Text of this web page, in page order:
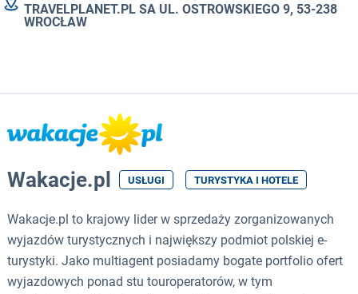
TRAVELPLANET.PL SA UL. OSTROWSKIEGO 9, 53-238
WROCŁAW
Wakacje.pl USŁUGI TURYSTYKA I HOTELE
Wakacje.pl to krajowy lider w sprzedaży zorganizowanych
wyjazdów turystycznych i największy podmiot polskiej e-
turystyki. Jako multiagent posiadamy bogate portfolio ofert
wyjazdowych ponad stu touroperatorów, w tym